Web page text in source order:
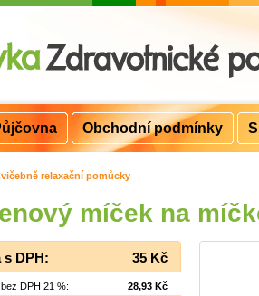
relaxační pomůcky
míček na
s DPH: 35 Kč
DPH 21 %:
28,93 Kč
Obchodní podmínky